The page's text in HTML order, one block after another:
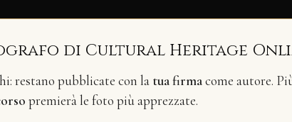
di Cultural Heritage
restano pubblicate con la tua firmacome autore.
premierà le foto più apprezzate.